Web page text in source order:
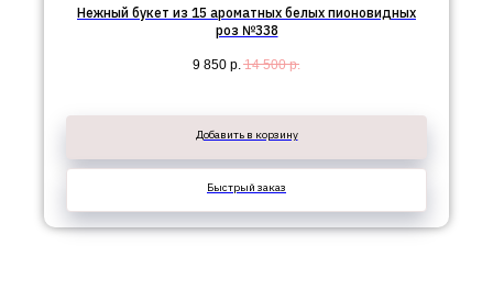
Нежный букет из 15 ароматных белых пионовидных
роз №338
9 850 р. 14 500 р.
Добавить в корзину
Быстрый заказ